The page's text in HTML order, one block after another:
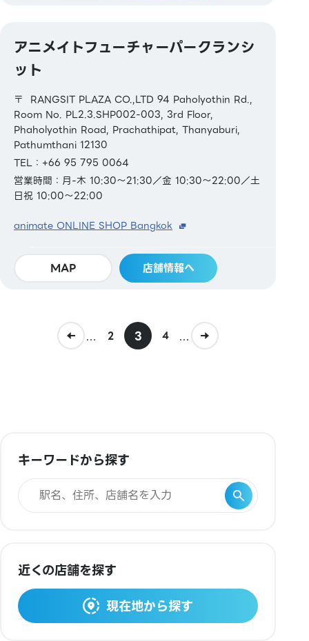
アニメイトフューチャーパークランシ
ット
〒 RANGSIT PLAZA CO.,LTD 94 Paholyothin Rd.,
Room No. PL2.3.SHP002-003, 3rd Floor,
Phaholyothin Road, Prachathipat, Thanyaburi,
Pathumthani 12130
TEL：+66 95 795 0064
営業時間：月-木 10:30～21:30／金 10:30～22:00／土
日祝 10:00～22:00
animate ONLINE SHOP Bangkok
MAP 店舗情報へ
... 2 3 4 ...
キーワードから探す
近くの店舗を探す
現在地から探す